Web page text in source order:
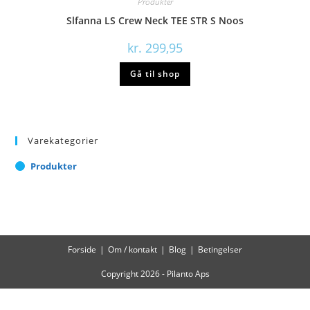
Slfanna LS Crew Neck TEE STR S Noos
kr. 299,95
Gå til shop
Varekategorier
Produkter
Forside Om / kontakt Blog Betingelser
Copyright 2026 - Pilanto Aps